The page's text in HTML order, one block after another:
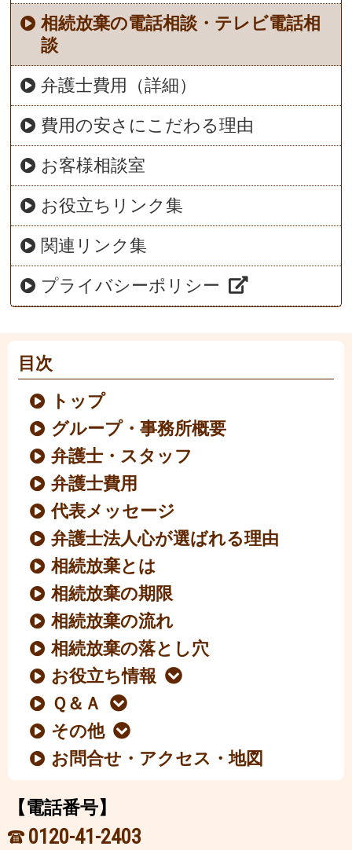
相続放棄の電話相談・テレビ電話相
談
弁護士費用（詳細）
費用の安さにこだわる理由
お客様相談室
お役立ちリンク集
関連リンク集
プライバシーポリシー
目次
トップ
グループ・事務所概要
弁護士・スタッフ
弁護士費用
代表メッセージ
弁護士法人心が選ばれる理由
相続放棄とは
相続放棄の期限
相続放棄の流れ
相続放棄の落とし穴
お役立ち情報
Ｑ＆Ａ
その他
お問合せ・アクセス・地図
【電話番号】
0120-41-2403